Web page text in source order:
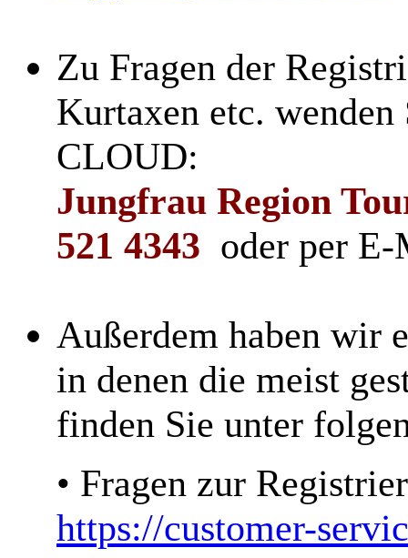
Zu Fragen der
Kurtaxen etc.
CLOUD:
Jungfrau Region
521 4343 oder per
Außerdem haben wir
in denen die meist
finden Sie unter
• Fragen zur
https://customer-